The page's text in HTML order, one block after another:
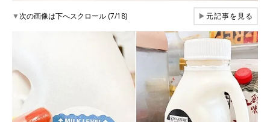
▼次の画像は下へスクロール (7/18) ▶元記事を見る